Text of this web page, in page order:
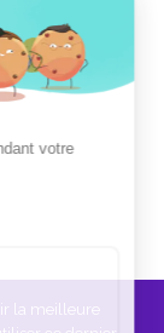
la meilleure